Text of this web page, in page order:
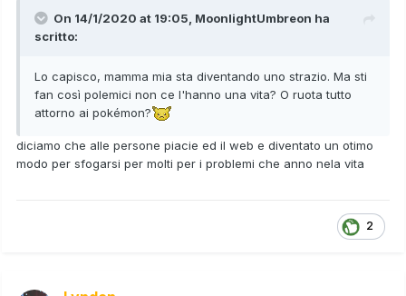
On 14/1/2020 at 19:05, MoonlightUmbreon ha
scritto:
Lo capisco, mamma mia sta diventando uno strazio. Ma sti
fan così polemici non ce l'hanno una vita? O ruota tutto
attorno ai pokémon?
diciamo che alle persone piacie ed il web e diventato un otimo
modo per sfogarsi per molti per i problemi che anno nela vita
2